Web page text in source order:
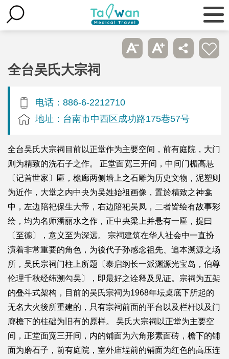
全台吴氏大宗祠
电话：886-6-2212710
地址：台南市中西区成功路175巷57号
全台吴氏大宗祠目前以正堂作为主要空间，前有庭院，大门
则为精致的洗石子之作。 正堂面宽三开间，中间门楣高悬
〔记首世家〕匾，檐廊两侧墙上之石雕为历史文物，泥塑则
为近作，大堂之内中央为吴姓始祖画像，置於精致之神龛
中，左边陪祀保生大帝，右边陪祀吴凤，二者皆绘有故事彩
绘，均为名师潘丽水之作，正中央梁上并悬有一匾，提曰
〔至德〕，意义至为深远。 宗祠建筑在华人社会中一直扮
演着非常重要的角色，为後代子孙感念祖先、追本溯源之场
所，吴氏宗祠门柱上所题〔泰启纲长一派渊源光宝岛，伯尊
伦理千秋经纬溯勾吴〕，即最好之诠释及见证。宗祠为五架
的叠斗式架构，目前的吴氏宗祠为1968年坛桌底下所起的
无名大火後所重建的，只有宗祠前面的平台以及栏杆以及门
廊檐下的柱础为旧有的原样。 吴氏大宗祠以正堂为主要空
间，正堂面宽三开间，内的铺面为六角形素面砖，檐下的铺
面为磨石子，前有庭院，室外庙埕前的铺面为红色的高压连